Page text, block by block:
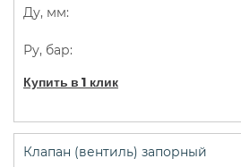
Купить в 1 клик
Клапан (вентиль) запорный